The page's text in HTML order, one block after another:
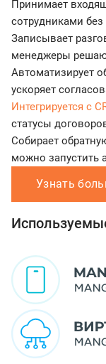
Принимает
сотрудниками без
Записывает
менеджеры
Автоматизирует
ускоряет
Интегрируется с
статусы
Собирает
можно запустить
Узнать